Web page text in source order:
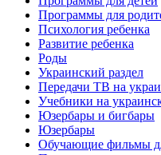
Программы для
Психология ребенка
Развитие ребенка
Роды
Украинский раздел
Передачи ТВ на
Учебники на
Юзербары и бигбары
Юзербары
Обучающие фильмы